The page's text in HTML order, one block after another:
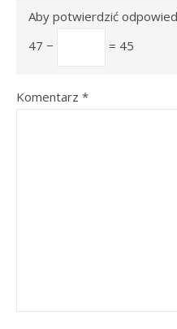
Aby potwierdzić
47 −
= 45
Komentarz *